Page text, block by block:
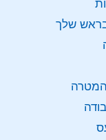
שלך